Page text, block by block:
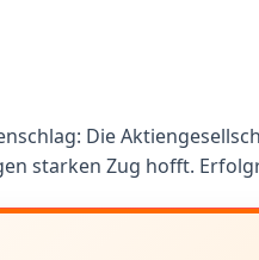
Die
starken Zug hofft.